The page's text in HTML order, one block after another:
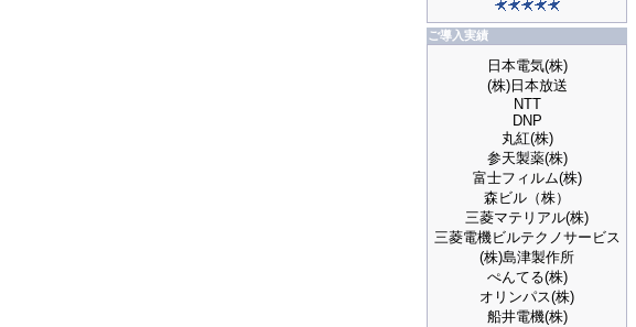
ご導入実績
日本電気(株)
(株)日本放送
NTT
DNP
丸紅(株)
参天製薬(株)
富士フィルム(株)
森ビル（株）
三菱マテリアル(株)
三菱電機ビルテクノサービス
(株)島津製作所
ぺんてる(株)
オリンパス(株)
船井電機(株)